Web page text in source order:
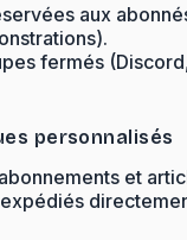
aux
fermés
personnalisés
et